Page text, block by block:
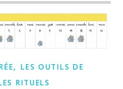
,LES OUTILS DE
RITUELS